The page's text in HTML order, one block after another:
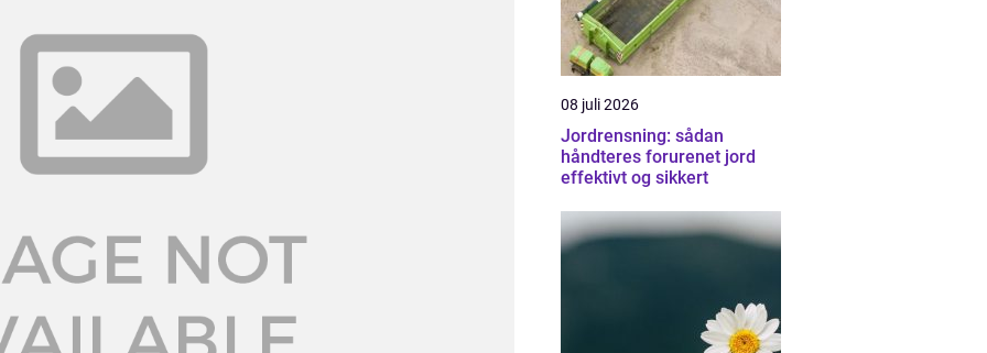
08 juli 2026
Jordrensning: sådan
håndteres forurenet jord
effektivt og sikkert